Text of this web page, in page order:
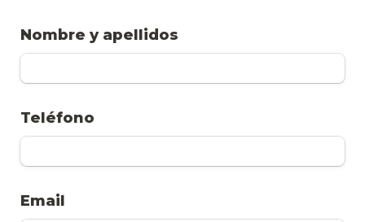
Nombre y apellidos
Teléfono
Email